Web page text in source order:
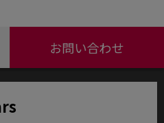
お問い合わせ